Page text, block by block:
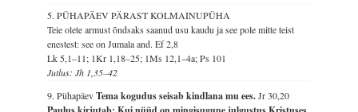
5. PÜHAPÄEV PÄRAST KOLMAINUPÜHA
Teie olete armust õndsaks saanud usu kaudu ja see pole mitte teist
enestest: see on Jumala and.Ef 2,8
Lk 5,1–11; 1Kr 1,18–25; 1Ms 12,1–4a; Ps 101
Jutlus: Jh 1,35–42
9. PühapäevTema kogudus seisab kindlana mu ees.Jr 30,20